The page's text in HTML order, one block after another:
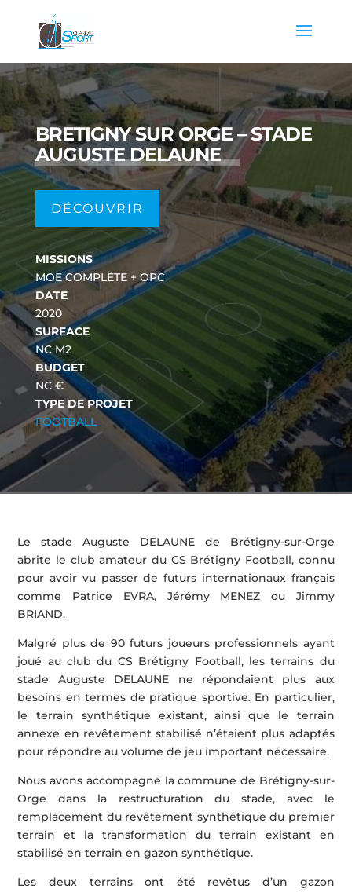
BRETIGNY SUR ORGE – STADE
AUGUSTE DELAUNE
DÉCOUVRIR
MISSIONS
MOE COMPLÈTE + OPC
DATE
2020
SURFACE
NC M2
BUDGET
NC €
TYPE DE PROJET
FOOTBALL
Le stade Auguste DELAUNE de Brétigny-sur-Orge
abrite le club amateur du CS Brétigny Football, connu
pour avoir vu passer de futurs internationaux français
comme Patrice EVRA, Jérémy MENEZ ou Jimmy
BRIAND.
Malgré plus de 90 futurs joueurs professionnels ayant
joué au club du CS Brétigny Football, les terrains du
stade Auguste DELAUNE ne répondaient plus aux
besoins en termes de pratique sportive. En particulier,
le terrain synthétique existant, ainsi que le terrain
annexe en revêtement stabilisé n’étaient plus adaptés
pour répondre au volume de jeu important nécessaire.
Nous avons accompagné la commune de Brétigny-sur-
Orge dans la restructuration du stade, avec le
remplacement du revêtement synthétique du premier
terrain et la transformation du terrain existant en
stabilisé en terrain en gazon synthétique.
Les deux terrains ont été revêtus d’un gazon